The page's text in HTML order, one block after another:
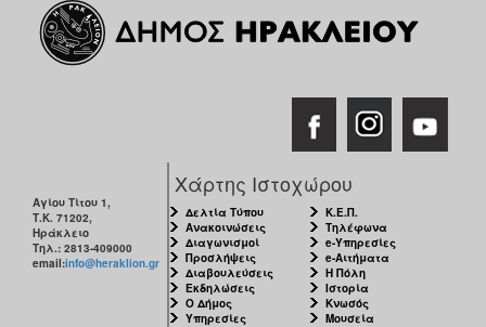
Αγίου Τίτου 1,
Τ.Κ. 71202,
Ηράκλειο
Τηλ.: 2813-409000
email:info@heraklion.gr
Χάρτης Ιστοχώρου
Δελτία Τύπου
Ανακοινώσεις
Διαγωνισμοί
Προσλήψεις
Διαβουλεύσεις
Εκδηλώσεις
Ο Δήμος
Υπηρεσίες
Κ.Ε.Π.
Τηλέφωνα
e-Υπηρεσίες
e-Αιτήματα
Η Πόλη
Ιστορία
Κνωσός
Μουσεία